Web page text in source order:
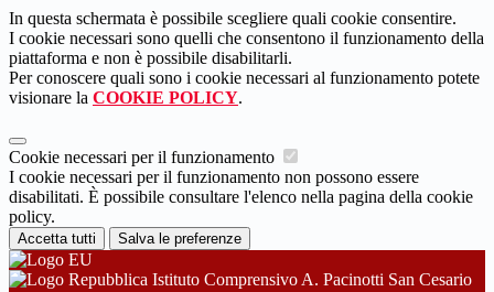
In questa schermata è possibile scegliere quali cookie consentire.
I cookie necessari sono quelli che consentono il funzionamento della
piattaforma e non è possibile disabilitarli.
Per conoscere quali sono i cookie necessari al funzionamento potete
visionare la COOKIE POLICY.
Cookie necessari per il funzionamento
I cookie necessari per il funzionamento non possono essere
disabilitati. È possibile consultare l'elenco nella pagina della cookie
policy.
Accetta tutti Salva le preferenze
Istituto Comprensivo A. Pacinotti San Cesario